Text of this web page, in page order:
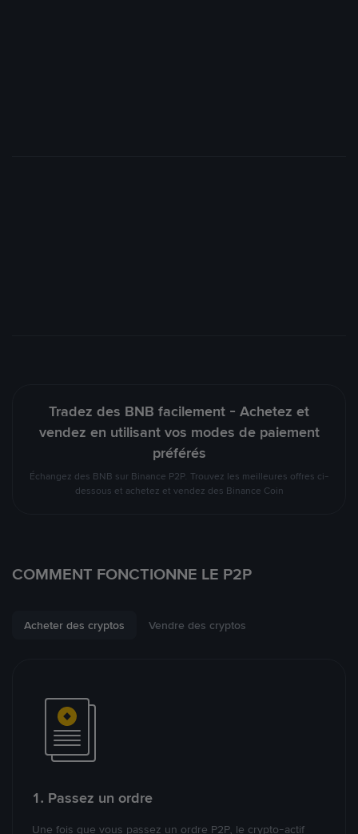
Tradez des BNB facilement - Achetez et
vendez en utilisant vos modes de paiement
préférés
Échangez des BNB sur Binance P2P. Trouvez les meilleures offres ci-
dessous et achetez et vendez des Binance Coin
COMMENT FONCTIONNE LE P2P
Acheter des cryptos Vendre des cryptos
1. Passez un ordre
Une fois que vous passez un ordre P2P, le crypto-actif